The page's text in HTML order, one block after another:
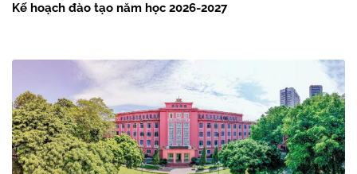
Kế hoạch đào tạo năm học 2026-2027